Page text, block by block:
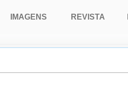
IMAGENS REVISTA